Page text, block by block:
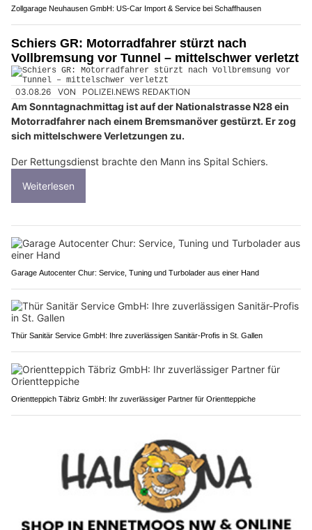
Zollgarage Neuhausen GmbH: US-Car Import & Service bei Schaffhausen
Schiers GR: Motorradfahrer stürzt nach
Vollbremsung vor Tunnel – mittelschwer verletzt
03.08.26 VON POLIZEI.NEWS REDAKTION
Am Sonntagnachmittag ist auf der Nationalstrasse N28 ein
Motorradfahrer nach einem Bremsmanöver gestürzt. Er zog
sich mittelschwere Verletzungen zu.
Der Rettungsdienst brachte den Mann ins Spital Schiers.
Weiterlesen
Garage Autocenter Chur: Service, Tuning und Turbolader aus einer Hand
Thür Sanitär Service GmbH: Ihre zuverlässigen Sanitär-Profis in St. Gallen
Orientteppich Täbriz GmbH: Ihr zuverlässiger Partner für Orientteppiche